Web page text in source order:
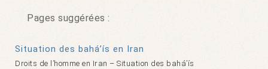
Pages suggérées :
Situation des bahá’ís en Iran
Droits de l’homme en Iran – Situation des bahá’ís